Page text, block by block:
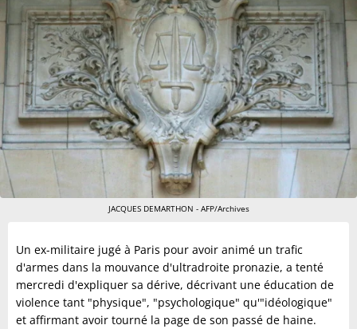
JACQUES DEMARTHON - AFP/Archives
Un ex-militaire jugé à Paris pour avoir animé un trafic
d'armes dans la mouvance d'ultradroite pronazie, a tenté
mercredi d'expliquer sa dérive, décrivant une éducation de
violence tant "physique", "psychologique" qu'"idéologique"
et affirmant avoir tourné la page de son passé de haine.